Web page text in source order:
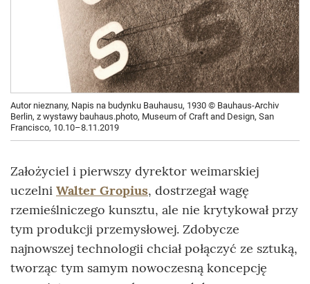
Autor nieznany, Napis na budynku Bauhausu, 1930 © Bauhaus-Archiv
Berlin, z wystawy bauhaus.photo, Museum of Craft and Design, San
Francisco, 10.10–8.11.2019
Założyciel i pierwszy dyrektor weimarskiej
uczelni Walter Gropius, dostrzegał wagę
rzemieślniczego kunsztu, ale nie krytykował przy
tym produkcji przemysłowej. Zdobycze
najnowszej technologii chciał połączyć ze sztuką,
tworząc tym samym nowoczesną koncepcję